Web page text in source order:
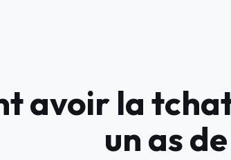
avoir la
un as